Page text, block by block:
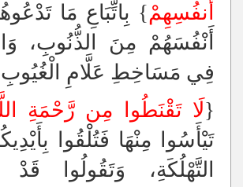
أَنفُسِهِمْ} بِاتِّبَاعِ مَا
أَنْفُسَهُمْ مِنَ الذُّنُوبِ،
فِي مَسَاخِطِ عَلَّامِ
{لَا تَقْنَطُوا مِن رَّحْمَةِ
تَيْأَسُوا مِنْهَا فَتُلْقُوا
التَّهْلُكَةِ، وَتَقُولُوا